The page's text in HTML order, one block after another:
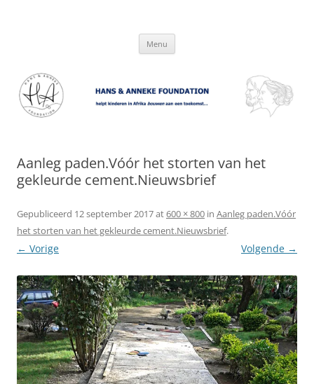
Menu
Aanleg paden.Vóór het storten van het
gekleurde cement.Nieuwsbrief
Gepubliceerd 12 september 2017at600 × 800 in Aanleg paden.Vóór
het storten van het gekleurde cement.Nieuwsbrief.
← Vorige Volgende →